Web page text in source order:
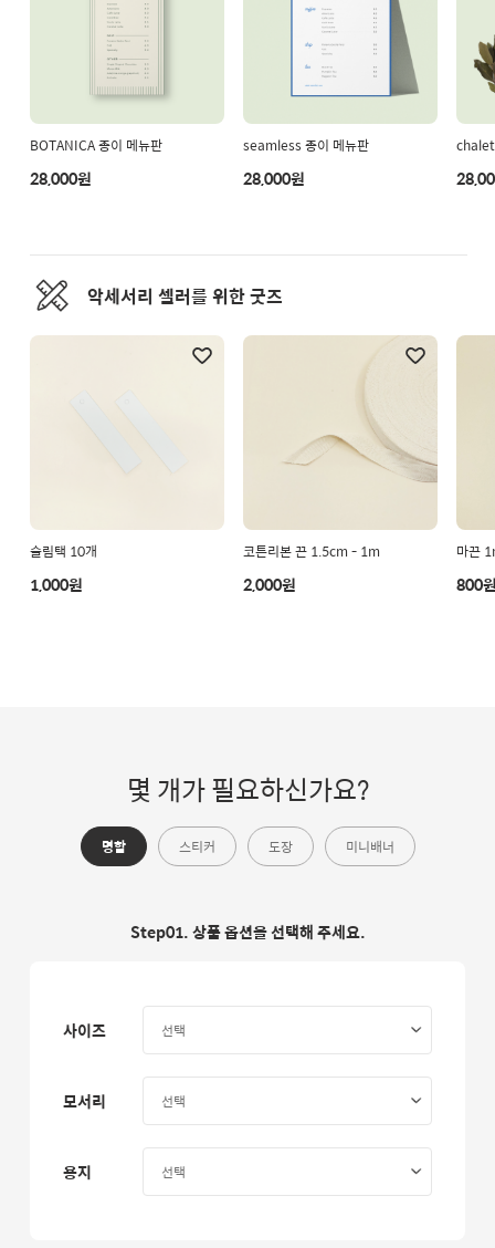
BOTANICA 종이 메뉴판
28,000원
seamless 종이 메뉴판
28,000원
chalet
악세서리 셀러를 위한 굿즈
슬림택 10개
1,000원
코튼리본 끈 1.5cm - 1m
2,000원
마끈
800
몇 개가 필요하신가요?
명함 스티커 도장 미니배너
Step01. 상품 옵션을 선택해 주세요.
사이즈
모서리
용지